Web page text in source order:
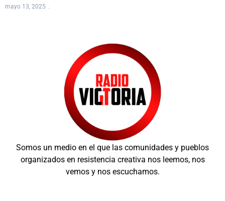
mayo 13, 2025
Somos un medio en el que las comunidades y pueblos
organizados en resistencia creativa nos leemos, nos
vemos y nos escuchamos.